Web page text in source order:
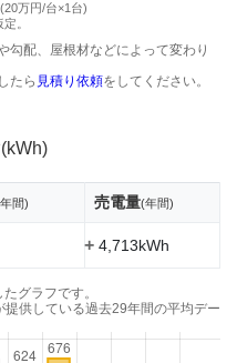
万円/台×1台)
定。
勾配、屋根材などによって変わり
たら 見積り依頼をしてください。
(kWh)
間) 売電量(年間)
+4,713kWh
グラフです。
供している過去29年間の平均デー